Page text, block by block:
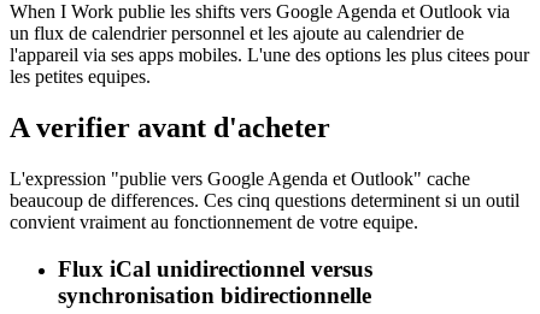
When I Work publie les shifts vers Google Agenda et Outlook via
un flux de calendrier personnel et les ajoute au calendrier de
l'appareil via ses apps mobiles. L'une des options les plus citees pour
les petites equipes.
A verifier avant d'acheter
L'expression "publie vers Google Agenda et Outlook" cache
beaucoup de differences. Ces cinq questions determinent si un outil
convient vraiment au fonctionnement de votre equipe.
Flux iCal unidirectionnel versus
synchronisation bidirectionnelle